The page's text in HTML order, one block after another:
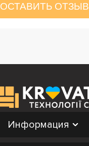
ОСТАВИТЬ ОТЗЫВ
Информация